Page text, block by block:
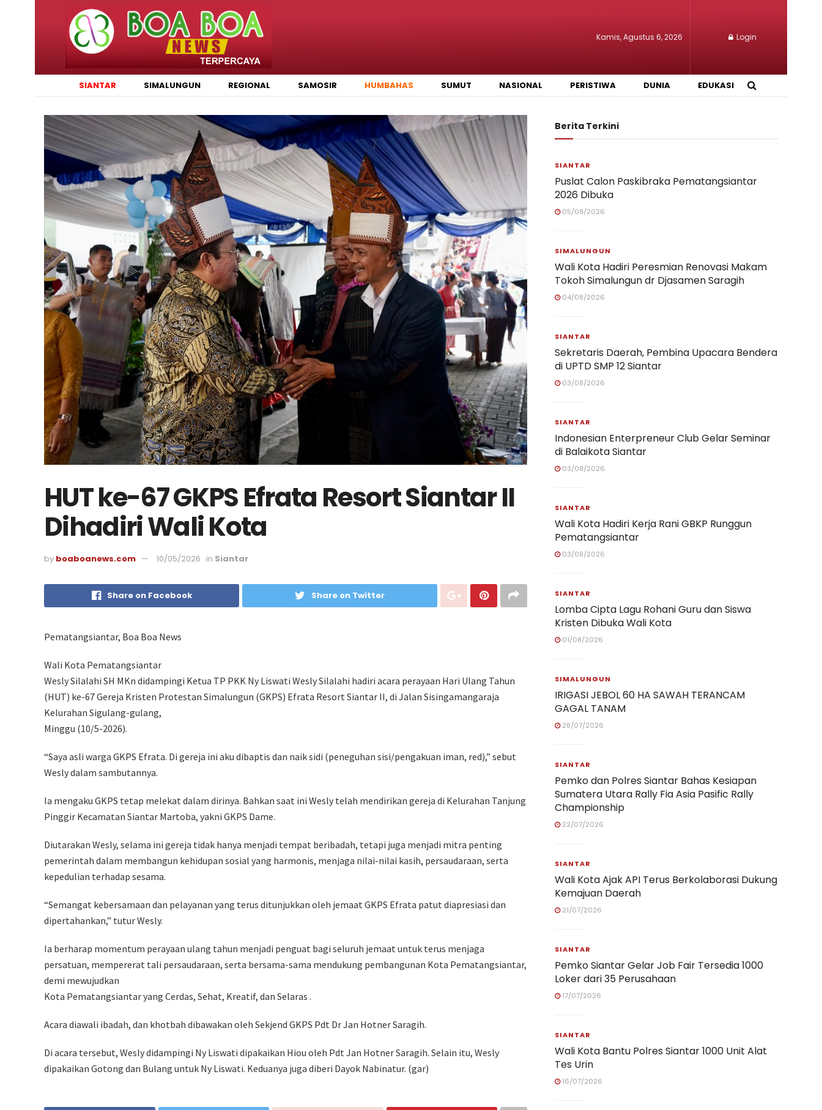
Kamis, Agustus 6, 2026 Login
SIANTAR SIMALUNGUN REGIONAL SAMOSIR HUMBAHAS SUMUT NASIONAL PERISTIWA DUNIA EDUKASI
HUT ke-67 GKPS Efrata Resort Siantar II
Dihadiri Wali Kota
by boaboanews.com 10/05/2026 in Siantar
Share on Facebook Share on Twitter
Pematangsiantar, Boa Boa News
Wali Kota Pematangsiantar
Wesly Silalahi SH MKn didampingi Ketua TP PKK Ny Liswati Wesly Silalahi hadiri acara perayaan Hari Ulang Tahun
(HUT) ke-67 Gereja Kristen Protestan Simalungun (GKPS) Efrata Resort Siantar II, di Jalan Sisingamangaraja
Kelurahan Sigulang-gulang,
Minggu (10/5-2026).
“Saya asli warga GKPS Efrata. Di gereja ini aku dibaptis dan naik sidi (peneguhan sisi/pengakuan iman, red),” sebut
Wesly dalam sambutannya.
Ia mengaku GKPS tetap melekat dalam dirinya. Bahkan saat ini Wesly telah mendirikan gereja di Kelurahan Tanjung
Pinggir Kecamatan Siantar Martoba, yakni GKPS Dame.
Diutarakan Wesly, selama ini gereja tidak hanya menjadi tempat beribadah, tetapi juga menjadi mitra penting
pemerintah dalam membangun kehidupan sosial yang harmonis, menjaga nilai-nilai kasih, persaudaraan, serta
kepedulian terhadap sesama.
“Semangat kebersamaan dan pelayanan yang terus ditunjukkan oleh jemaat GKPS Efrata patut diapresiasi dan
dipertahankan,” tutur Wesly.
Ia berharap momentum perayaan ulang tahun menjadi penguat bagi seluruh jemaat untuk terus menjaga
persatuan, mempererat tali persaudaraan, serta bersama-sama mendukung pembangunan Kota Pematangsiantar,
demi mewujudkan
Kota Pematangsiantar yang Cerdas, Sehat, Kreatif, dan Selaras .
Acara diawali ibadah, dan khotbah dibawakan oleh Sekjend GKPS Pdt Dr Jan Hotner Saragih.
Di acara tersebut, Wesly didampingi Ny Liswati dipakaikan Hiou oleh Pdt Jan Hotner Saragih. Selain itu, Wesly
dipakaikan Gotong dan Bulang untuk Ny Liswati. Keduanya juga diberi Dayok Nabinatur. (gar)
Berita Terkini
SIANTAR
Puslat Calon Paskibraka Pematangsiantar
2026 Dibuka
05/08/2026
SIMALUNGUN
Wali Kota Hadiri Peresmian Renovasi Makam
Tokoh Simalungun dr Djasamen Saragih
04/08/2026
SIANTAR
Sekretaris Daerah, Pembina Upacara Bendera
di UPTD SMP 12 Siantar
03/08/2026
SIANTAR
Indonesian Enterpreneur Club Gelar Seminar
di Balaikota Siantar
03/08/2026
SIANTAR
Wali Kota Hadiri Kerja Rani GBKP Runggun
Pematangsiantar
03/08/2026
SIANTAR
Lomba Cipta Lagu Rohani Guru dan Siswa
Kristen Dibuka Wali Kota
01/08/2026
SIMALUNGUN
IRIGASI JEBOL 60 HA SAWAH TERANCAM
GAGAL TANAM
28/07/2026
SIANTAR
Pemko dan Polres Siantar Bahas Kesiapan
Sumatera Utara Rally Fia Asia Pasific Rally
Championship
22/07/2026
SIANTAR
Wali Kota Ajak API Terus Berkolaborasi Dukung
Kemajuan Daerah
21/07/2026
SIANTAR
Pemko Siantar Gelar Job Fair Tersedia 1000
Loker dari 35 Perusahaan
17/07/2026
SIANTAR
Wali Kota Bantu Polres Siantar 1000 Unit Alat
Tes Urin
16/07/2026